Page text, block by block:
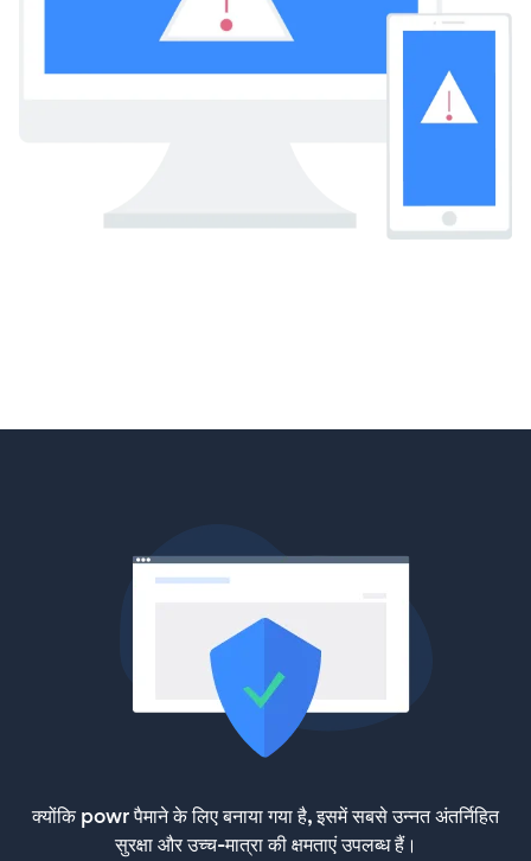
क्योंकि powr पैमाने के लिए बनाया गया है, इसमें सबसे उन्नत अंतर्निहित
सुरक्षा और उच्च-मात्रा की क्षमताएं उपलब्ध हैं।